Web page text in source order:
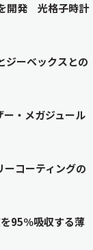
開発 光格子時計
ジーベックスとの
・メガジュール
ーコーティングの
95％吸収する薄